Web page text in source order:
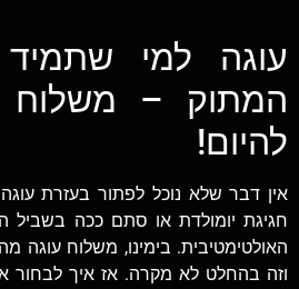
עוגה למי
המתוק – משלוח
להיום!
אין דבר שלא נוכל לפתור בעזרת
חגיגת יומולדת או סתם ככה בשביל
האולטימטיבית. בימינו, משלוח עוגה
וזה בהחלט לא מקרה. אז איך לבחור